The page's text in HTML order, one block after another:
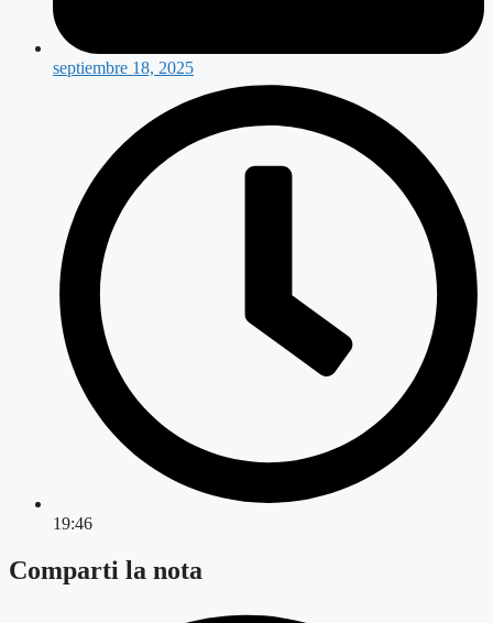
septiembre 18, 2025
19:46
Comparti la nota